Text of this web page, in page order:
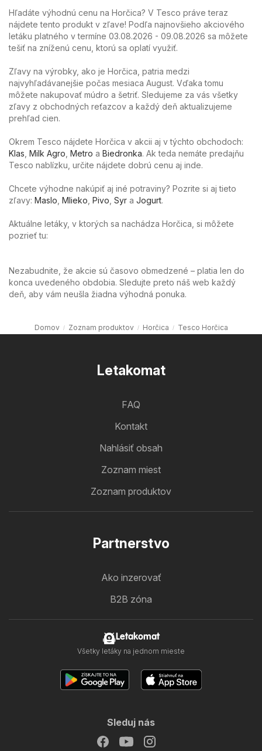
Hľadáte výhodnú cenu na Horčica? V Tesco práve teraz
nájdete tento produkt v zľave! Podľa najnovšieho akciového
letáku platného v termíne 03.08.2026 - 09.08.2026 sa môžete
tešiť na zníženú cenu, ktorú sa oplatí využiť.
Zľavy na výrobky, ako je Horčica, patria medzi
najvyhľadávanejšie počas mesiaca August. Vďaka tomu
môžete nakupovať múdro a šetriť. Sledujeme za vás všetky
zľavy z obchodných reťazcov a každý deň aktualizujeme
prehľad cien.
Okrem Tesco nájdete Horčica v akcii aj v týchto obchodoch:
Klas Milk Agro Metro a Biedronka. Ak teda nemáte predajňu
Tesco nablízku, určite nájdete dobrú cenu aj inde.
Chcete výhodne nakúpiť aj iné potraviny? Pozrite si aj tieto
zľavy: Maslo Mlieko Pivo Syr a Jogurt.
Aktuálne letáky, v ktorých sa nachádza Horčica, si môžete
pozrieť tu:
Nezabudnite, že akcie sú časovo obmedzené – platia len do
konca uvedeného obdobia. Sledujte preto náš web každý
deň, aby vám neušla žiadna výhodná ponuka.
Domov Zoznam produktov Horčica Tesco Horčica
Letakomat
FAQ
Kontakt
Nahlásiť obsah
Zoznam miest
Zoznam produktov
Partnerstvo
Ako inzerovať
B2B zóna
Letakomat
Všetky letáky na jednom mieste
Sleduj nás